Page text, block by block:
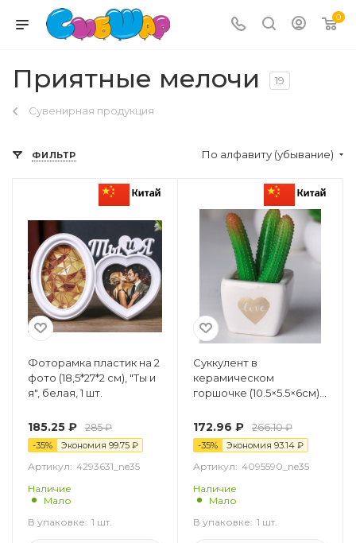
0
Приятные мелочи 19
Сувенирная продукция
ФИЛЬТР По алфавиту (убывание)
Фоторамка пластик на 2
фото (18,5*27*2 см), "Ты и
я", белая, 1 шт.
185.25 ₽ 285₽
-35% Экономия 99.75 ₽
Артикул: 4293631_ne35
Наличие
Мало
В упаковке: 1 шт.
Суккулент в
керамическом
горшочке (10.5×5.5×6см)
172.96 ₽ 266.10₽
-35% Экономия 93.14 ₽
Артикул: 4095590_ne35
Наличие
Мало
В упаковке: 1 шт.